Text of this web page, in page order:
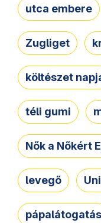
utca embere
Zugliget
költészet
téli gumi
Nők a Nőkért
levegő
pápalátogatás